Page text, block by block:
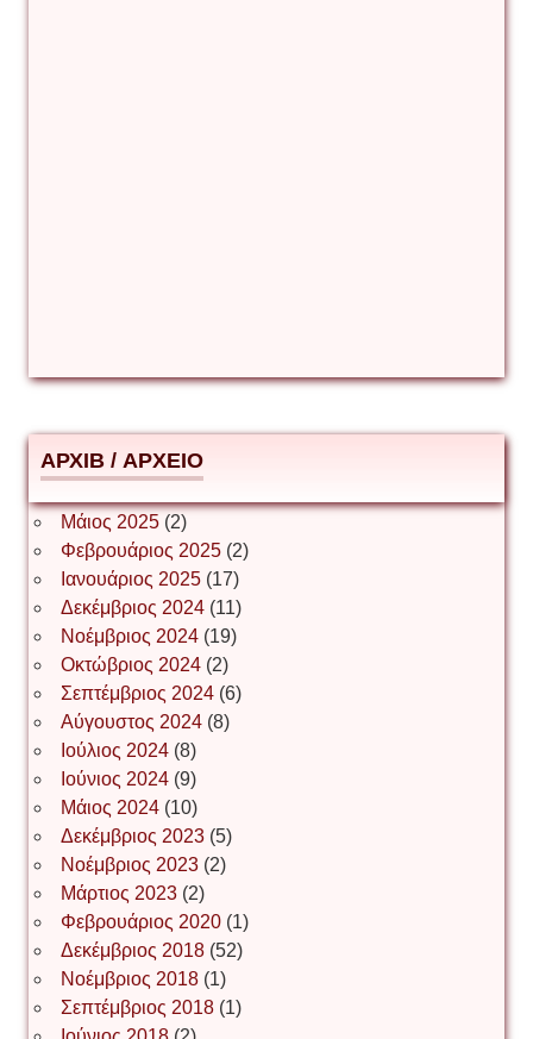
Δημήτριος Ζακοντινός
ΕΥΑΓΓΕΛΟΣ ΜΩΚΟΣ
Ιωάννης Σ. Παπαφλωράτος
ΝΙΚΟΣ ΓΑΤΟΣ
Νίκος Λυγερός
Іван Буртик
Іван Наконечний
АРХІВ / ΑΡΧΕΙΟ
Μάιος 2025(2)
Φεβρουάριος 2025(2)
Ιανουάριος 2025(17)
Δεκέμβριος 2024(11)
Νοέμβριος 2024(19)
Οκτώβριος 2024(2)
Σεπτέμβριος 2024(6)
Αύγουστος 2024(8)
Ιούλιος 2024(8)
Ιούνιος 2024(9)
Μάιος 2024(10)
Δεκέμβριος 2023(5)
Νοέμβριος 2023(2)
Μάρτιος 2023(2)
Φεβρουάριος 2020(1)
Δεκέμβριος 2018(52)
Νοέμβριος 2018(1)
Σεπτέμβριος 2018(1)